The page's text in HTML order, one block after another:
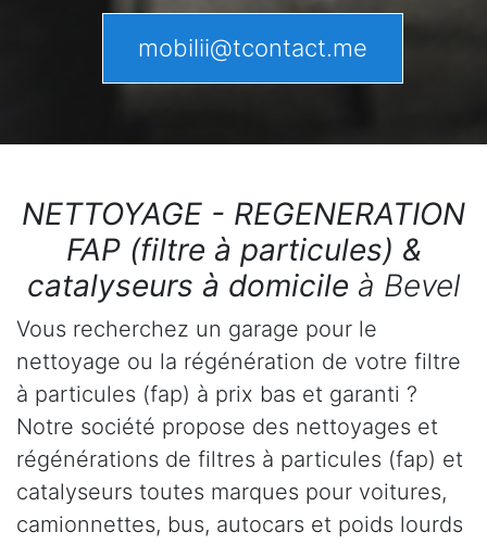
mobilii@tcontact.me
NETTOYAGE - REGENERATION
FAP (filtre à particules) &
catalyseurs à domicile à Bevel
Vous recherchez un garage pour le
nettoyage ou la régénération de votre filtre
à particules (fap) à prix bas et garanti ?
Notre société propose des nettoyages et
régénérations de filtres à particules (fap) et
catalyseurs toutes marques pour voitures,
camionnettes, bus, autocars et poids lourds